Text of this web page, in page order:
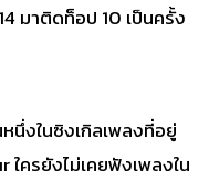
มาติดท็อป 10 เป็นครั้ง
นึ่งในซิงเกิลเพลงที่อยู่
ใครยังไม่เคยฟังเพลงใน